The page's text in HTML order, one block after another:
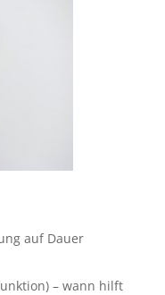
auf Dauer
– wann hilft